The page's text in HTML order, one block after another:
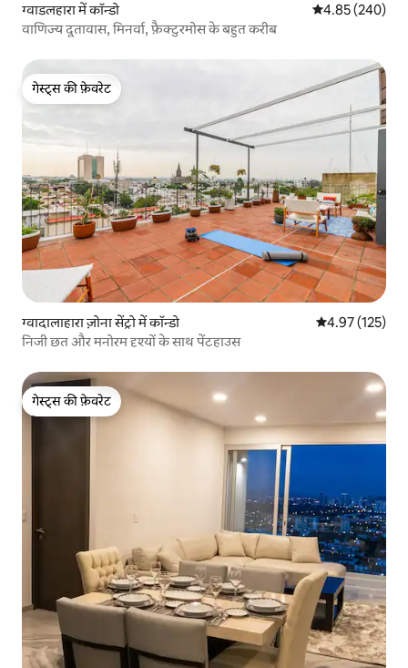
ग्वाडलहारा में कॉन्डो औसत रेटिंग 5 में से
4.85 (240)
वाणिज्य दूतावास, मिनर्वा, फ़ैक्टुरमोस के बहुत करीब
गेस्ट्स की फ़ेवरेट
गेस्ट्स की फ़ेवरेट
ग्वादालाहारा ज़ोना सेंट्रो में कॉन्डो औसत रेटिंग 5 में से
4.97 (125)
निजी छत और मनोरम दृश्यों के साथ पेंटहाउस
गेस्ट्स की फ़ेवरेट
गेस्ट्स की फ़ेवरेट